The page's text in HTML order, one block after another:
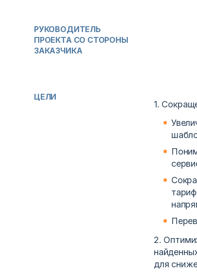
РУКОВОДИТЕЛЬ
ПРОЕКТА СО СТОРОНЫ
ЗАКАЗЧИКА
ЦЕЛИ
1.
2.
для